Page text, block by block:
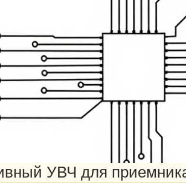
УВЧ для